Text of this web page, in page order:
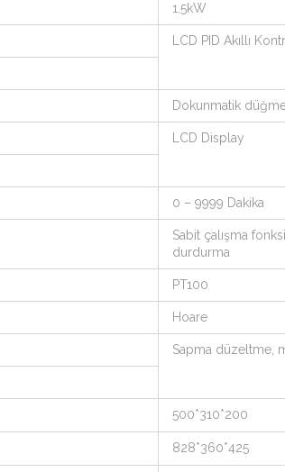
1.5kW
LCD PID Akıllı
Dokunmatik düğme
LCD Display
0 – 9999 Dakika
Sabit çalışma
durdurma
PT100
Hoare
Sapma düzeltme,
500*310*200
828*360*425